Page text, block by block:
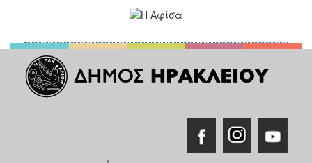
Κέντρα
Ημερήσιας
Φροντίδας
Ηλικιωμένων